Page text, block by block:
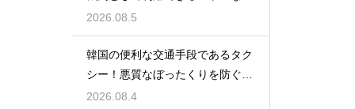
光の馬車
2026.08.5
韓国の便利な交通手段であるタク
シー！悪質なぼったくりを防ぐ確
実な対策
2026.08.4